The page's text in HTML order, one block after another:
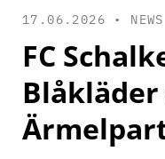
17.06.2026 • NEWS
FC